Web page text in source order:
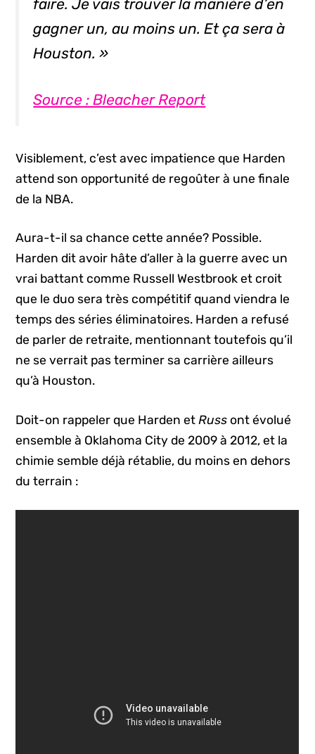
faire. Je vais trouver la manière d’en
gagner un, au moins un. Et ça sera à
Houston. »
Source : Bleacher Report
Visiblement, c’est avec impatience que Harden
attend son opportunité de regoûter à une finale
de la NBA.
Aura-t-il sa chance cette année? Possible.
Harden dit avoir hâte d’aller à la guerre avec un
vrai battant comme Russell Westbrook et croit
que le duo sera très compétitif quand viendra le
temps des séries éliminatoires. Harden a refusé
de parler de retraite, mentionnant toutefois qu’il
ne se verrait pas terminer sa carrière ailleurs
qu’à Houston.
Doit-on rappeler que Harden et Russont évolué
ensemble à Oklahoma City de 2009 à 2012, et la
chimie semble déjà rétablie, du moins en dehors
du terrain :